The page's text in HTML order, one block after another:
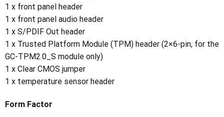
1 x front panel header
1 x front panel audio header
1 x S/PDIF Out header
1 x Trusted Platform Module (TPM) header (2×6-pin, for the
GC-TPM2.0_S module only)
1 x Clear CMOS jumper
1 x temperature sensor header
Form Factor